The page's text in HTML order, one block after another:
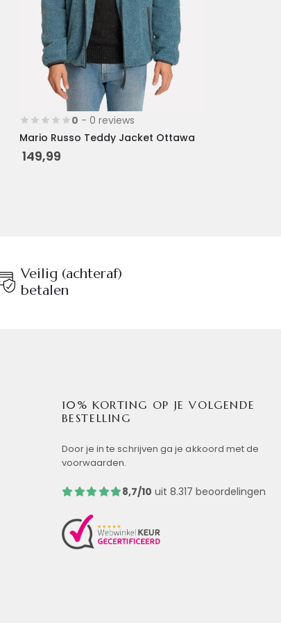
worden
productpagina
0 - 0 reviews
Mario Russo Teddy Jacket Ottawa
149,99
Veilig (achteraf)
betalen
10% KORTING OP JE VOLGENDE
BESTELLING
Door je in te schrijven ga je akkoord met de
voorwaarden.
8,7/10 uit 8.317 beoordelingen